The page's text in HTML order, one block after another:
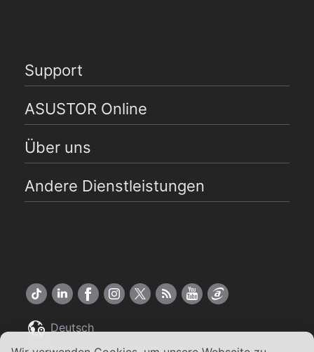
Support
ASUSTOR Online
Über uns
Andere Dienstleistungen
Deutsch